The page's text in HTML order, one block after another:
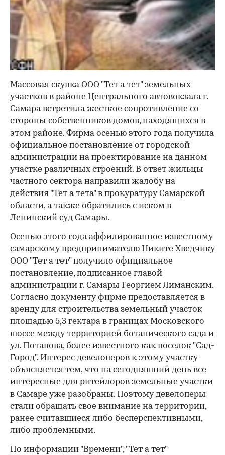
Массовая скупка ООО "Тет а тет" земельных
участков в районе Центрального автовокзала г.
Самара встретила жесткое сопротивление со
стороны собственников домов, находящихся в
этом районе. Фирма осенью этого года получила
официальное постановление от городской
администрации на проектирование на данном
участке различных строений. В ответ жильцы
частного сектора направили жалобу на
действия "Тет а тета" в прокуратуру Самарской
области, а также обратились с иском в
Ленинский суд Самары.
Осенью этого года аффилированное известному
самарскому предпринимателю Никите Хведчику
ООО "Тет а тет" получило официальное
постановление, подписанное главой
администрации г. Самары Георгием Лиманским.
Согласно документу фирме предоставляется в
аренду для строительства земельный участок
площадью 5,3 гектара в границах Московского
шоссе между территорией ботанического сада и
ул. Потапова, более известного как поселок "Сад-
Город". Интерес девелоперов к этому участку
объясняется тем, что на сегодняшний день все
интересные для ритейлоров земельные участки
в Самаре уже разобраны. Поэтому девелоперы
стали обращать свое внимание на территории,
ранее считавшиеся либо бесперспективными,
либо проблемными.
По информации "Времени", "Тет а тет"